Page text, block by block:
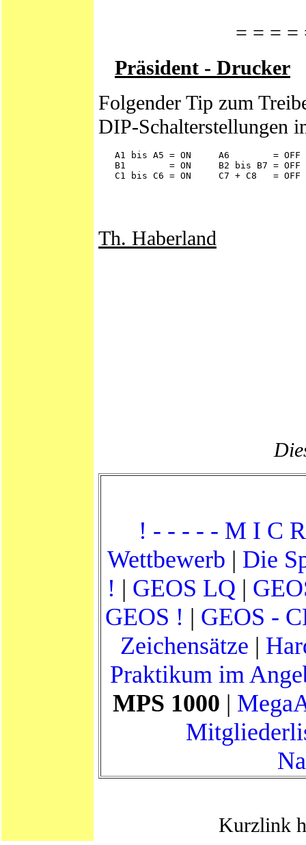
= = = =
Präsident - Drucker
Folgender Tip zum
DIP-Schalterstellungen
A1 bis A5 = ON     A6        = OFF
B1        = ON     B2 bis B7 = OFF
Th. Haberland
! - - - - - M I C
Wettbewerb | Die
! | GEOS LQ |
GEOS ! | GEOS -
Zeichensätze |
Praktikum im
MPS 1000 |
Kurzlink